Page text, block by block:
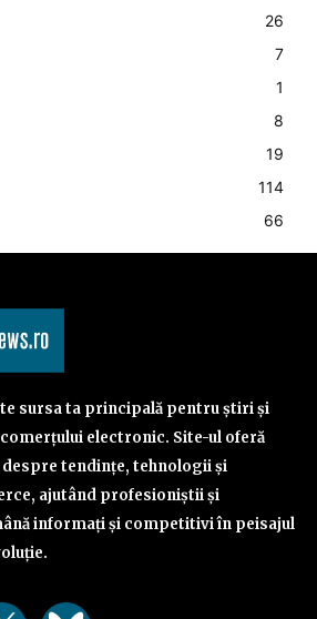
26
7
1
8
19
114
66
sursa ta principală pentru știri și
electronic. Site-ul oferă
tendințe, tehnologii și
ajutând profesioniștii și
informați și competitivi în peisajul